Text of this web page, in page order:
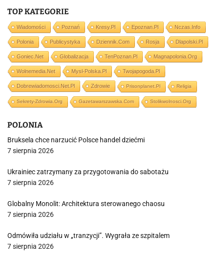
TOP KATEGORIE
Wiadomości Poznań Kresy.pl Epoznan.pl Nczas.info
Polonia Publicystyka Dziennik.com Rosja Dlapolski.pl
Goniec.net Globalizacja TenPoznan.pl Magnapolonia.org
Wolnemedia.net Mysl-Polska.pl Twojapogoda.pl
Dobrewiadomosci.net.pl Zdrowie Prisonplanet.pl Religia
Sekrety-Zdrowia.org Gazetawarszawska.com Stolikwolnosci.org
POLONIA
Bruksela chce narzucić Polsce handel dziećmi
7 sierpnia 2026
Ukrainiec zatrzymany za przygotowania do sabotażu
7 sierpnia 2026
Globalny Monolit: Architektura sterowanego chaosu
7 sierpnia 2026
Odmówiła udziału w „tranzycji”. Wygrała ze szpitalem
7 sierpnia 2026